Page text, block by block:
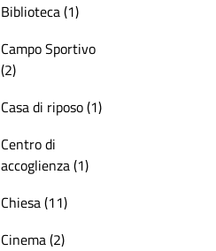
Biblioteca (1)
Campo Sportivo
(2)
Casa di riposo (1)
Centro di
accoglienza (1)
Chiesa (11)
Cinema (2)